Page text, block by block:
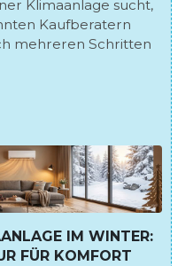
Klimaanlage sucht,
Kaufberatern
mehreren Schritten
IM WINTER:
FÜR KOMFORT